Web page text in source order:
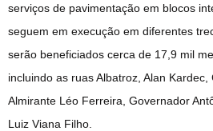
serviços de pavimentação em blocos
seguem em execução em diferentes
serão beneficiados cerca de 17,9 mil
incluindo as ruas Albatroz, Alan
Almirante Léo Ferreira, Governador
Luiz Viana Filho.